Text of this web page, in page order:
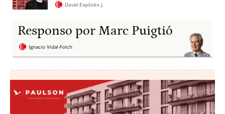
David Expósito J.
Responso por Marc Puigtió
Ignacio Vidal-Folch